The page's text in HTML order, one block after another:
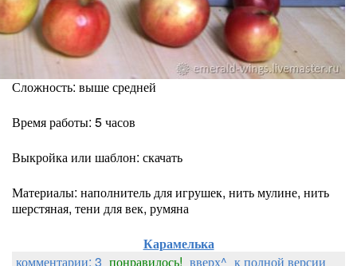
Сложность: выше средней
Время работы: 5 часов
Выкройка или шаблон: скачать
Материалы: наполнитель для игрушек, нить мулине, нить
шерстяная, тени для век, румяна
Карамелька
комментарии: 3 понравилось! вверх^ к полной версии